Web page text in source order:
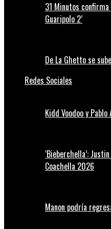
31 Minutos
Guaripolo 2’
De La Ghetto se
Redes Sociales
Kidd Voodoo y Pablo
‘Bieberchella’:
Coachella 2026
Manon podría